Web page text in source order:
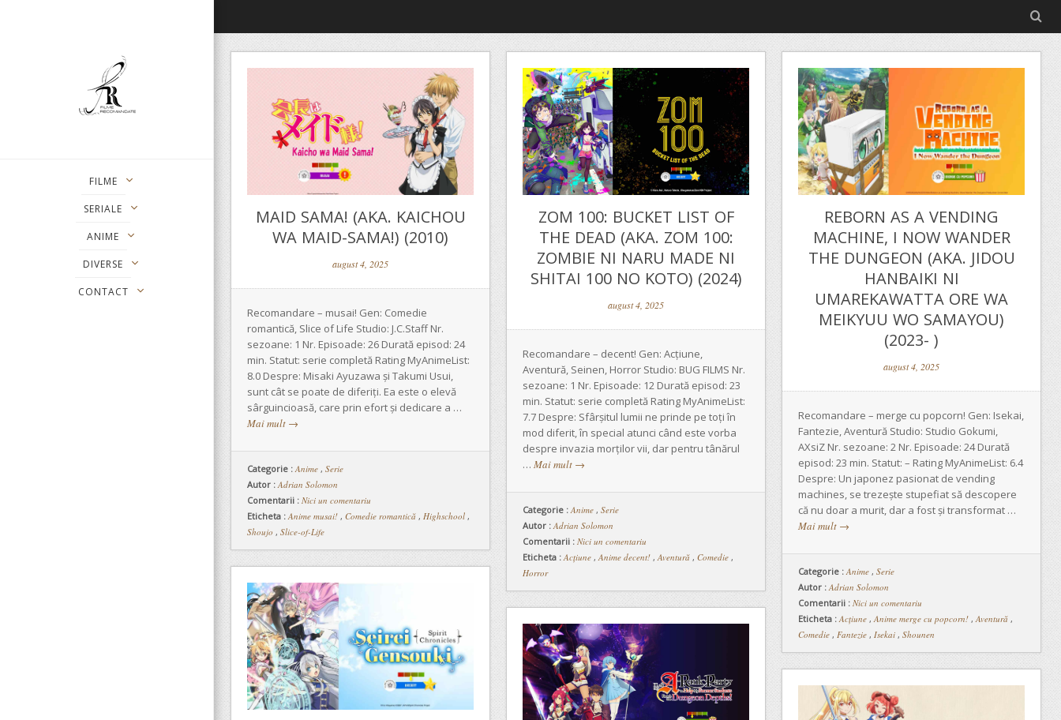
FILME
SERIALE
ANIME
DIVERSE
CONTACT
MAID SAMA! (AKA. KAICHOU
WA MAID-SAMA!) (2010)
august 4, 2025
Recomandare – musai! Gen: Comedie
romantică, Slice of Life Studio: J.C.Staff Nr.
sezoane: 1 Nr. Episoade: 26 Durată episod: 24
min. Statut: serie completă Rating MyAnimeList:
8.0 Despre: Misaki Ayuzawa și Takumi Usui,
sunt cât se poate de diferiți. Ea este o elevă
sârguincioasă, care prin efort și dedicare a …
Mai mult →
Categorie :Anime , Serie
Autor : Adrian Solomon
Comentarii : Nici un comentariu
Eticheta : Anime musai! , Comedie romantică , Highschool ,
Shoujo , Slice-of-Life
ZOM 100: BUCKET LIST OF
THE DEAD (AKA. ZOM 100:
ZOMBIE NI NARU MADE NI
SHITAI 100 NO KOTO) (2024)
august 4, 2025
Recomandare – decent! Gen: Acțiune,
Aventură, Seinen, Horror Studio: BUG FILMS Nr.
sezoane: 1 Nr. Episoade: 12 Durată episod: 23
min. Statut: serie completă Rating MyAnimeList:
7.7 Despre: Sfârșitul lumii ne prinde pe toți în
mod diferit, în special atunci când este vorba
despre invazia morților vii, dar pentru tânărul
… Mai mult →
Categorie :Anime , Serie
Autor : Adrian Solomon
Comentarii : Nici un comentariu
Eticheta : Acțiune ,Anime decent! ,Aventură , Comedie ,
Horror
REBORN AS A VENDING
MACHINE, I NOW WANDER
THE DUNGEON (AKA. JIDOU
HANBAIKI NI
UMAREKAWATTA ORE WA
MEIKYUU WO SAMAYOU)
(2023- )
august 4, 2025
Recomandare – merge cu popcorn! Gen: Isekai,
Fantezie, Aventură Studio: Studio Gokumi,
AXsiZ Nr. sezoane: 2 Nr. Episoade: 24 Durată
episod: 23 min. Statut: – Rating MyAnimeList: 6.4
Despre: Un japonez pasionat de vending
machines, se trezește stupefiat să descopere
că nu doar a murit, dar a fost și transformat …
Mai mult →
Categorie :Anime , Serie
Autor : Adrian Solomon
Comentarii : Nici un comentariu
Eticheta : Acțiune ,Anime merge cu popcorn! ,Aventură ,
Comedie , Fantezie , Isekai , Shounen